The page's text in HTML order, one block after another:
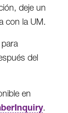
deje un
con la UM.
para
del
en
.